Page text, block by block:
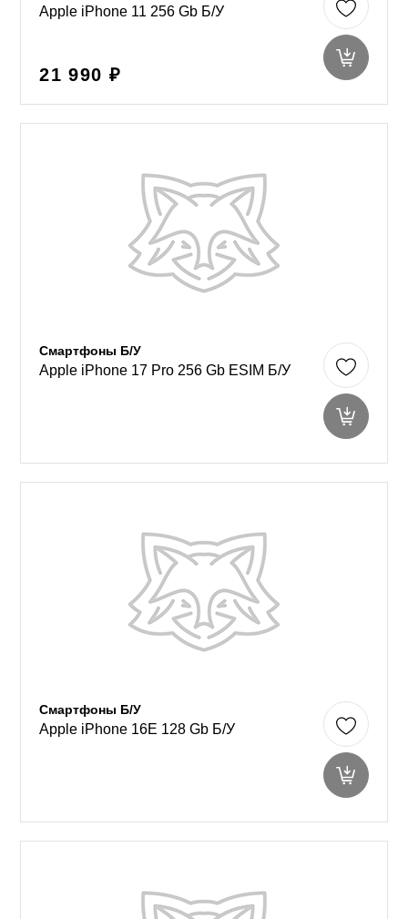
Apple iPhone 11 256 Gb Б/У
21 990 ₽
Смартфоны Б/У
Apple iPhone 17 Pro 256 Gb ESIM Б/У
Смартфоны Б/У
Apple iPhone 16E 128 Gb Б/У